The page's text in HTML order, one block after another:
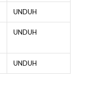
UNDUH
UNDUH
UNDUH